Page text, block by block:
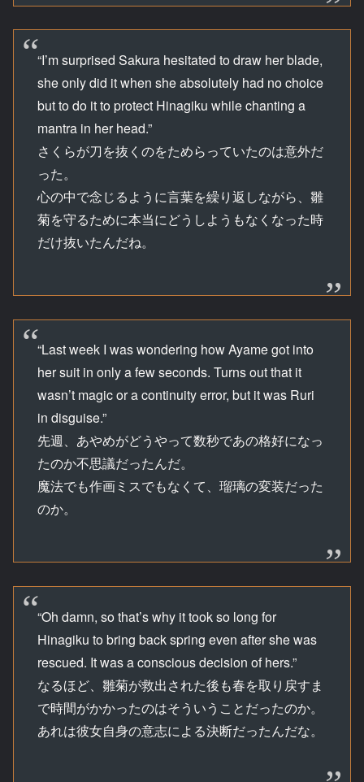
“I’m surprised Sakura hesitated to draw her blade,
she only did it when she absolutely had no choice
but to do it to protect Hinagiku while chanting a
mantra in her head.”
さくらが刀を抜くのをためらっていたのは意外だ
った。
心の中で念じるように言葉を繰り返しながら、雛
菊を守るために本当にどうしようもなくなった時
だけ抜いたんだね。
“Last week I was wondering how Ayame got into
her suit in only a few seconds. Turns out that it
wasn’t magic or a continuity error, but it was Ruri
in disguise.”
先週、あやめがどうやって数秒であの格好になっ
たのか不思議だったんだ。
魔法でも作画ミスでもなくて、瑠璃の変装だった
のか。
“Oh damn, so that’s why it took so long for
Hinagiku to bring back spring even after she was
rescued. It was a conscious decision of hers.”
なるほど、雛菊が救出された後も春を取り戻すま
で時間がかかったのはそういうことだったのか。
あれは彼女自身の意志による決断だったんだな。